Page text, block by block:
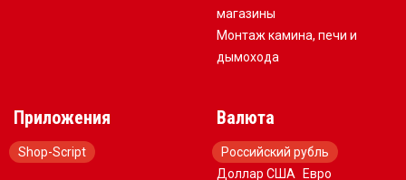
магазины
Монтаж камина, печи и
дымохода
Приложения
Shop-Script
Валюта
Российский рубль
Доллар США
Евро